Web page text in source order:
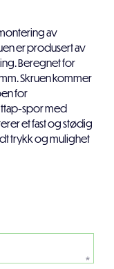
av
er produsert av
Beregnet for
Skruen kommer
for
ttap-spor med
et fast og stødig
trykk og mulighet
*